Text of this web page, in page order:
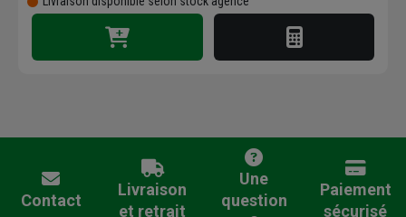
Contact
Livraison
et retrait
Une
question
Paiement
sécurisé